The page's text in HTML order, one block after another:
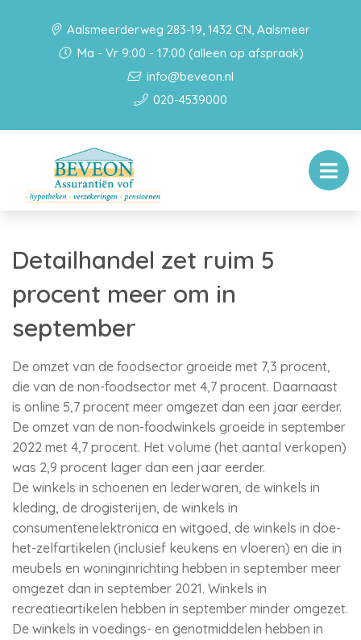
Aalsmeerderweg 283-19, 1432 CN, Aalsmeer
Ma - Vr 9:00 - 17:00 (alleen op afspraak)
info@beveon.nl
020-4539000
Detailhandel zet ruim 5
procent meer om in
september
De omzet van de foodsector groeide met 7,3 procent,
die van de non-foodsector met 4,7 procent. Daarnaast
is online 5,7 procent meer omgezet dan een jaar eerder.
De omzet van de non-foodwinkels groeide in september
2022 met 4,7 procent. Het volume (het aantal verkopen)
was 2,9 procent lager dan een jaar eerder.
De winkels in schoenen en lederwaren, de winkels in
kleding, de drogisterijen, de winkels in
consumentenelektronica en witgoed, de winkels in doe-
het-zelfartikelen (inclusief keukens en vloeren) en die in
meubels en woninginrichting hebben in september meer
omgezet dan in september 2021. Winkels in
recreatieartikelen hebben in september minder omgezet.
De winkels in voedings- en genotmiddelen hebben in